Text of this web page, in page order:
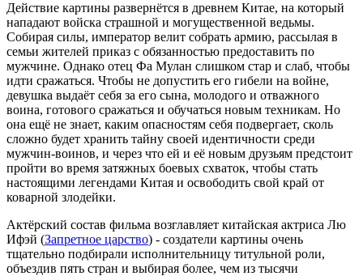
Действие картины развернётся в древнем Китае, на который
нападают войска страшной и могущественной ведьмы.
Собирая силы, император велит собрать армию, рассылая в
семьи жителей приказ с обязанностью предоставить по
мужчине. Однако отец Фа Мулан слишком стар и слаб, чтобы
идти сражаться. Чтобы не допустить его гибели на войне,
девушка выдаёт себя за его сына, молодого и отважного
воина, готового сражаться и обучаться новым техникам. Но
она ещё не знает, каким опасностям себя подвергает, сколь
сложно будет хранить тайну своей идентичности среди
мужчин-воинов, и через что ей и её новым друзьям предстоит
пройти во время затяжных боевых схваток, чтобы стать
настоящими легендами Китая и освободить свой край от
коварной злодейки.
Актёрский состав фильма возглавляет китайская актриса Лю
Ифэй (Запретное царство) - создатели картины очень
тщательно подбирали исполнительницу титульной роли,
объездив пять стран и выбирая более, чем из тысячи